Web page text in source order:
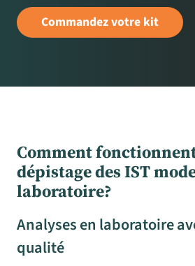
Commandez votre kit
Comment
dépistage des IST
laboratoire?
Analyses en laboratoire
qualité